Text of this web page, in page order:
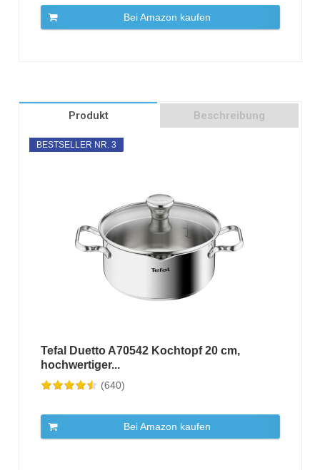
Bei Amazon kaufen
Produkt Beschreibung
BESTSELLER NR. 3
Tefal Duetto A70542 Kochtopf 20 cm,
hochwertiger...
(640)
Bei Amazon kaufen